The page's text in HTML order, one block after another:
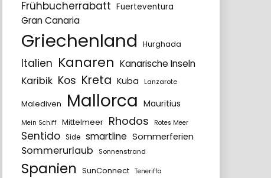
Frühbucherrabatt Fuerteventura
Gran Canaria
Griechenland Hurghada
Italien Kanaren Kanarische Inseln
Karibik Kos Kreta Kuba Lanzarote
Malediven Mallorca Mauritius
Mein Schiff Mittelmeer Rhodos Rotes Meer
Sentido Side smartline Sommerferien
Sommerurlaub Sonnenstrand
Spanien SunConnect Teneriffa